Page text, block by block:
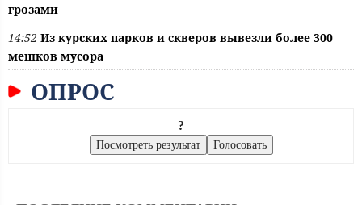
грозами
14:52 Из курских парков и скверов вывезли более 300
мешков мусора
ОПРОС
?